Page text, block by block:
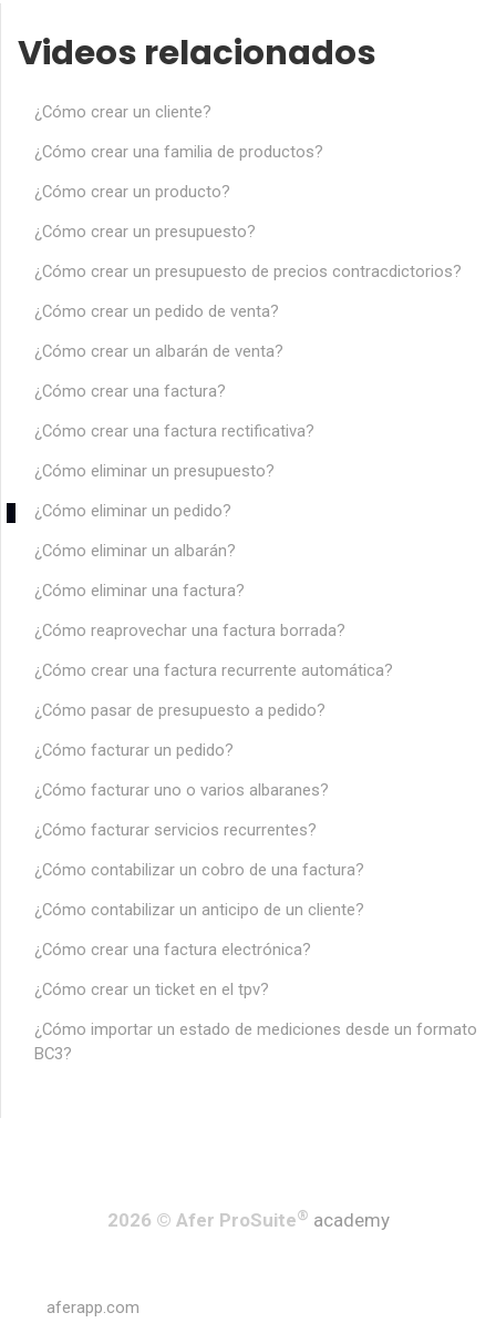
Videos relacionados
¿Cómo crear un cliente?
¿Cómo crear una familia de productos?
¿Cómo crear un producto?
¿Cómo crear un presupuesto?
¿Cómo crear un presupuesto de precios contracdictorios?
¿Cómo crear un pedido de venta?
¿Cómo crear un albarán de venta?
¿Cómo crear una factura?
¿Cómo crear una factura rectificativa?
¿Cómo eliminar un presupuesto?
¿Cómo eliminar un pedido?
¿Cómo eliminar un albarán?
¿Cómo eliminar una factura?
¿Cómo reaprovechar una factura borrada?
¿Cómo crear una factura recurrente automática?
¿Cómo pasar de presupuesto a pedido?
¿Cómo facturar un pedido?
¿Cómo facturar uno o varios albaranes?
¿Cómo facturar servicios recurrentes?
¿Cómo contabilizar un cobro de una factura?
¿Cómo contabilizar un anticipo de un cliente?
¿Cómo crear una factura electrónica?
¿Cómo crear un ticket en el tpv?
¿Cómo importar un estado de mediciones desde un formato
BC3?
2026 © Afer ProSuite® academy
aferapp.com